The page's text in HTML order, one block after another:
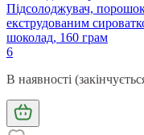
Підсолоджувач,
екструдованим
шоколад, 160 грам
6
В наявності